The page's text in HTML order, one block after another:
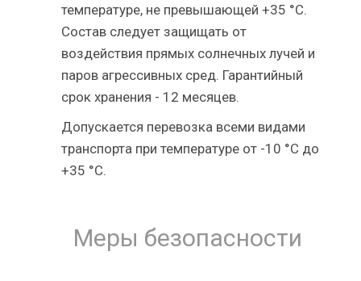
температуре, не превышающей +35 °С.
Состав следует защищать от
воздействия прямых солнечных лучей и
паров агрессивных сред. Гарантийный
срок хранения - 12 месяцев.
Допускается перевозка всеми видами
транспорта при температуре от -10 °С до
+35 °С.
Меры безопасности